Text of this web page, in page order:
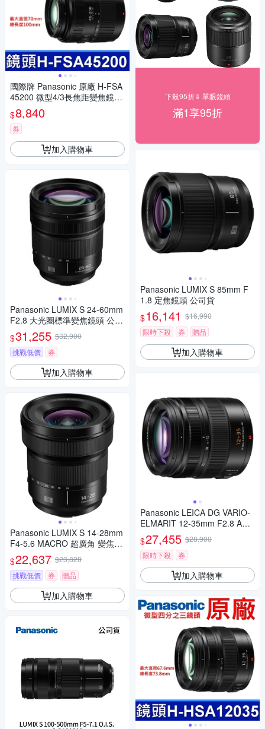
國際牌 Panasonic 原廠 H-FSA
45200 微型4/3長焦距變焦鏡頭
LUMIX G X VARIO 45-200mm
單眼鏡頭 相機
$8,840
券
加入購物車
Panasonic LUMIX S 24-60mm
F2.8 大光圈標準變焦鏡頭 公司
貨 S-E2460GC
$31,255 $32,900
挑戰低價
券
加入購物車
Panasonic LUMIX S 14-28mm
F4-5.6 MACRO 超廣角 變焦鏡
頭 公司貨 S-R1428
$22,637 $23,828
挑戰低價
券 贈品
加入購物車
下殺95折⇓ 單眼鏡頭
滿1享95折
Panasonic LUMIX S 85mm F
1.8 定焦鏡頭 公司貨
$16,141 $16,990
限時下殺
券 贈品
加入購物車
Panasonic LEICA DG VARIO-
ELMARIT 12-35mm F2.8 ASP
H.POWER O.I.S. 變焦鏡頭 公
司貨 H-ES12035
$27,455 $28,900
限時下殺
券
加入購物車